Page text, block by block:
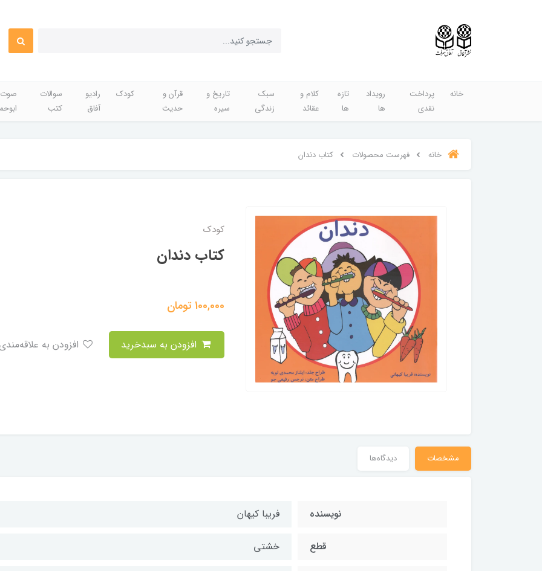
خانه
پرداخت
نقدی
رویداد
ها
تازه
ها
کلام و
عقائد
سبک
زندگی
تاریخ و
سیره
قرآن و
حدیث
کودک
رادیو
آفاق
سوالات
کتب
صوت
خانه فهرست محصولات کتاب دندان
کودک
کتاب دندان
100,000تومان
مشخصات دیدگاه‌ها
نویسنده فریبا کیهان
قطع خشتی